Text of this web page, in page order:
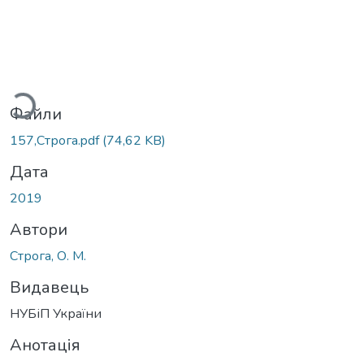
Файли
157,Строга.pdf(74,62 KB)
Дата
2019
Автори
Строга, О. М.
Видавець
НУБіП України
Анотація